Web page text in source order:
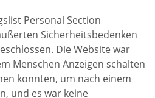
Personal Section
Sicherheitsbedenken
Die Website war
Menschen Anzeigen schalten
konnten, um nach einem
und es war keine